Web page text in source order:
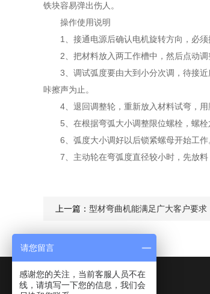
铁块容易弹出伤人。
操作使用说明
1、接通电源后确认电机旋转方向，必须
2、把材料放入两工作槽中，然后点动调
3、调试弧度要由大到小分次调，待接近
咔擦声为止。
4、退回调整轮，重新放入材料试弯，用
5、在根据弯弧大小调整限位螺栓，螺栓
6、弧度大小调好以后锁紧螺母开始工作
7、主动轮在弯弧度直径较小时，先放料
上一篇： 型材弯曲机能满足广大客户要求
Contact Us
请您留言
感谢您的关注，当前客服人员不在
线，请填写一下您的信息，我们会